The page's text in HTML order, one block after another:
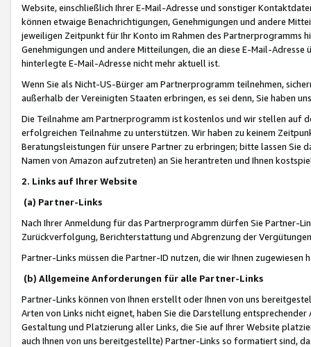
Website, einschließlich Ihrer E-Mail-Adresse und sonstiger
können etwaige Benachrichtigungen, Genehmigungen und andere
jeweiligen Zeitpunkt für Ihr Konto im Rahmen des Partnerprogramms
Genehmigungen und andere Mitteilungen, die an diese E-Mail-
hinterlegte E-Mail-Adresse nicht mehr aktuell ist.
Wenn Sie als Nicht-US-Bürger am Partnerprogramm teilnehmen,
außerhalb der Vereinigten Staaten erbringen, es sei denn, Sie haben
Die Teilnahme am Partnerprogramm ist kostenlos und wir stellen auf
erfolgreichen Teilnahme zu unterstützen. Wir haben zu keinem
Beratungsleistungen für unsere Partner zu erbringen; bitte lassen Sie
Namen von Amazon aufzutreten) an Sie herantreten und Ihnen
2. Links auf Ihrer Website
(a) Partner-Links
Nach Ihrer Anmeldung für das Partnerprogramm dürfen Sie Partner-
Zurückverfolgung, Berichterstattung und Abgrenzung der
Partner-Links müssen die Partner-ID nutzen, die wir Ihnen zugewiesen
(b) Allgemeine Anforderungen für alle Partner-Links
Partner-Links können von Ihnen erstellt oder Ihnen von uns
Arten von Links nicht eignet, haben Sie die Darstellung
Gestaltung und Platzierung aller Links, die Sie auf Ihrer Website
auch Ihnen von uns bereitgestellte) Partner-Links so formatiert sind,